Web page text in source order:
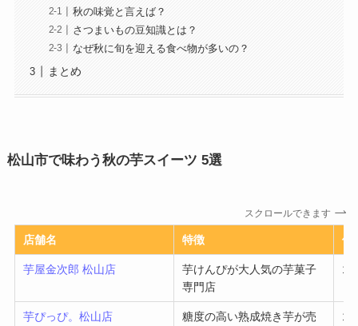
秋の味覚と言えば？
さつまいもの豆知識とは？
なぜ秋に旬を迎える食べ物が多いの？
まとめ
松山市で味わう秋の芋スイーツ 5選
スクロールできます
店舗名 特徴 価
芋屋金次郎 松山店
芋けんぴが大人気の芋菓子
専門店
芋ぴっぴ。松山店
糖度の高い熟成焼き芋が売